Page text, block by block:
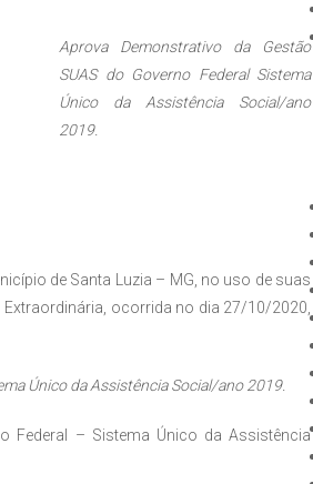
Aprova Demonstrativo da Gestão
SUAS do Governo Federal Sistema
Único da Assistência Social/ano
2019.
de Santa Luzia – MG, no uso de suas
ocorrida no dia 27/10/2020,
Único da Assistência Social/ano 2019.
Federal – Sistema Único da Assistência